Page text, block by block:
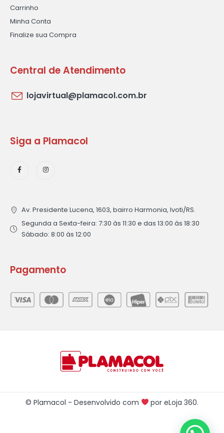
Carrinho
Minha Conta
Finalize sua Compra
Central de Atendimento
lojavirtual@plamacol.com.br
Siga a Plamacol
Av. Presidente Lucena, 1603, bairro Harmonia, Ivoti/RS.
Segunda a Sexta-feira: 7:30 às 11:30 e das 13:00 às 18:30
Sábado: 8:00 às 12:00
Pagamento
© Plamacol - Desenvolvido com poreLoja 360.